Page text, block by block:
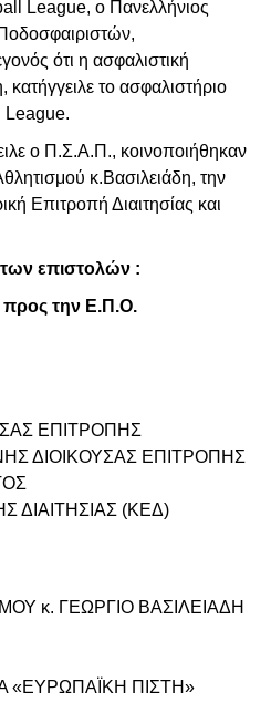
League, ο Πανελλήνιος
ότι η ασφαλιστική
το ασφαλιστήριο
League.
ο Π.Σ.Α.Π., κοινοποιήθηκαν
κ.Βασιλειάδη, την
Επιτροπή Διαιτησίας και
επιστολών :
προς την Ε.Π.Ο.
ΕΠΙΤΡΟΠΗΣ
ΔΙΟΙΚΟΥΣΑΣ ΕΠΙΤΡΟΠΗΣ
ΔΙΑΙΤΗΣΙΑΣ (ΚΕΔ)
κ. ΓΕΩΡΓΙΟ ΒΑΣΙΛΕΙΑΔΗ
«ΕΥΡΩΠΑΪΚΗ ΠΙΣΤΗ»